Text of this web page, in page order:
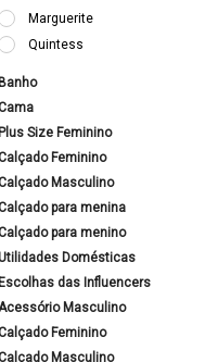
Marguerite
Quintess
Size Feminino
Feminino
Masculino
para menina
para menino
Domésticas
das Influencers
Masculino
Feminino
Masculino